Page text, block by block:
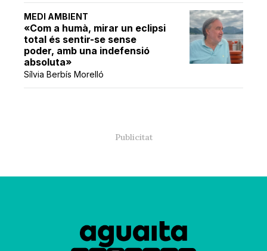
MEDI AMBIENT
«Com a humà, mirar un eclipsi
total és sentir-se sense
poder, amb una indefensió
absoluta»
Sílvia Berbís Morelló